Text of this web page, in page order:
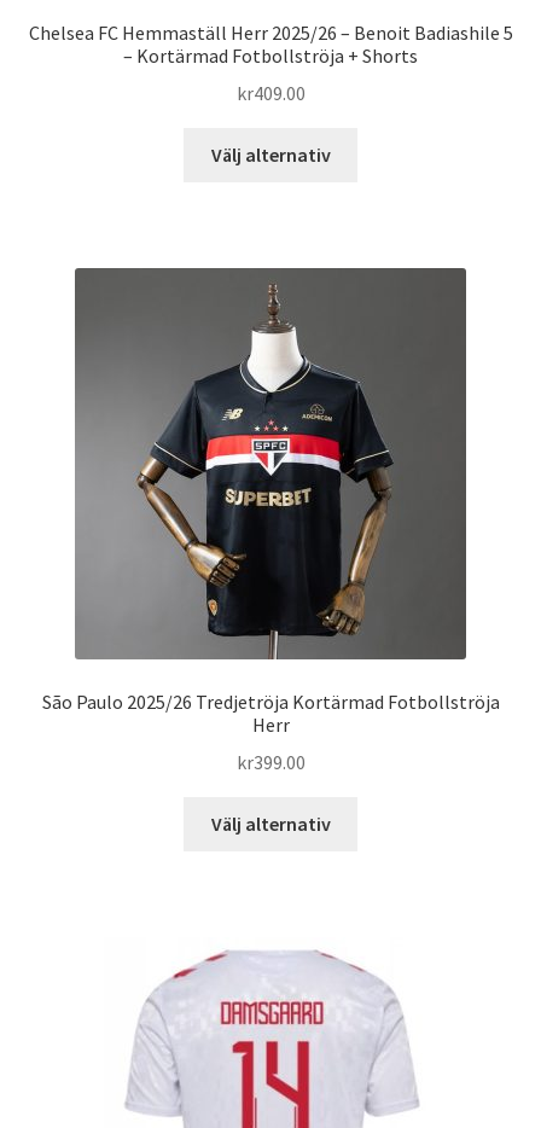
Chelsea FC Hemmaställ Herr 2025/26 – Benoit Badiashile 5
– Kortärmad Fotbollströja + Shorts
kr409.00
Välj alternativ
flera
alternativen
kan
väljas
på
produktsidan
São Paulo 2025/26 Tredjetröja Kortärmad Fotbollströja
Herr
kr399.00
Välj alternativ
varianter.
olika
alternativen
kan
väljas